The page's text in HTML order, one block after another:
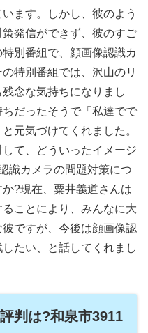
ます。しかし、彼のよう
発信ができず、彼のすご
別番組で、顔画像認識カ
特別番組では、沢山のリ
念な気持ちになりまし
だったそうで「私達でで
元気づけてくれました。
て、どういったイメージ
識カメラの問題対策につ
?現在、粟井義道さんは
ことにより、みんなに大
ですが、今後は顔画像認
たい、と話してくれまし
判は?和泉市3911